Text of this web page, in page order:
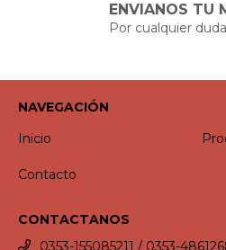
ENVIANOS TU
Por cualquier
NAVEGACIÓN
Inicio
Contacto
CONTACTANOS
0353-155085211 / 0353-